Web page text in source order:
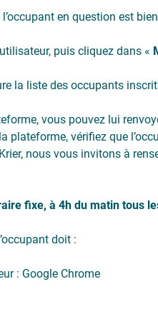
en question est
puis cliquez dans «
la liste des occupants
vous pouvez lui
plateforme, vérifiez que
nous vous invitons à
fixe, à 4h du matin tous
doit :
: Google Chrome